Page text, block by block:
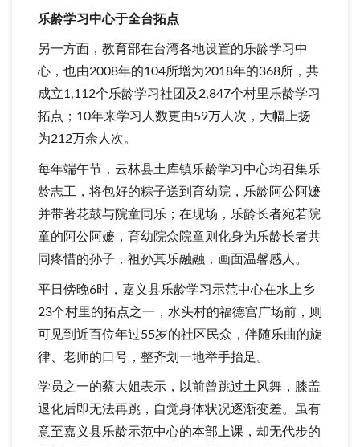
乐龄学习中心于全台拓点
另一方面，教育部在台湾各地设置的乐龄学习中
心，也由2008年的104所增为2018年的368所，共
成立1,112个乐龄学习社团及2,847个村里乐龄学习
拓点；10年来学习人数更由59万人次，大幅上扬
为212万余人次。
每年端午节，云林县土库镇乐龄学习中心均召集乐
龄志工，将包好的粽子送到育幼院，乐龄阿公阿嬷
并带著花鼓与院童同乐；在现场，乐龄长者宛若院
童的阿公阿嬷，育幼院众院童则化身为乐龄长者共
同疼惜的孙子，祖孙其乐融融，画面温馨感人。
平日傍晚6时，嘉义县乐龄学习示范中心在水上乡
23个村里的拓点之一，水头村的福德宫广场前，则
可见到近百位年过55岁的社区民众，伴随乐曲的旋
律、老师的口号，整齐划一地举手抬足。
学员之一的蔡大姐表示，以前曾跳过土风舞，膝盖
退化后即无法再跳，自觉身体状况逐渐变差。虽有
意至嘉义县乐龄示范中心的本部上课，却无代步的